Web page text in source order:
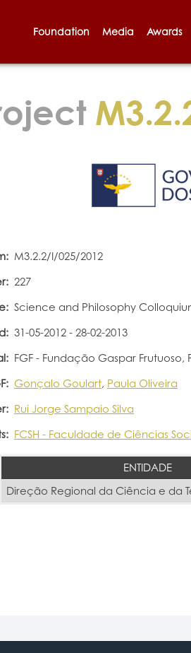
Foundation Media Awards
M3.2.2/I/025/2012
227
Science and Philosophy
31-05-2012 - 28-02-2013
FGF - Fundação Gaspar Frutuoso,
Gonçalo Goulart, Paula Oliveira
Rui Jorge Sampaio Silva
FCSH - Faculdade de Ciências
ENTIDADE
Direção Regional da Ciência e da